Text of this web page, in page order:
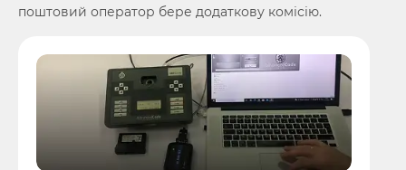
поштовий оператор бере додаткову комісію.